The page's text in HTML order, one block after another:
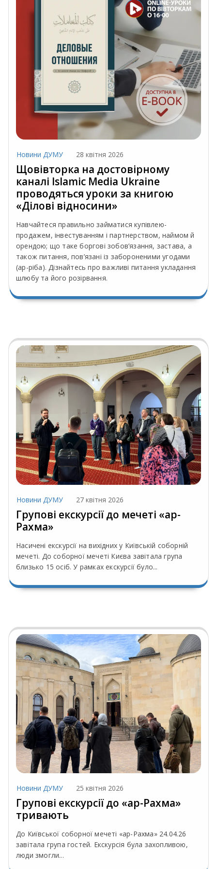
Новини ДУМУ 28 квітня 2026
Щовівторка на достовірному
каналі Islamic Media Ukraine
проводяться уроки за книгою
«Ділові відносини»
Навчайтеся правильно займатися купівлею-
продажем, інвестуванням і партнерством, наймом й
орендою; що таке боргові зобов’язання, застава, а
також питання, пов’язані із забороненими угодами
(ар-ріба). Дізнайтесь про важливі питання укладання
шлюбу та його розірвання.
Новини ДУМУ 27 квітня 2026
Групові екскурсії до мечеті «ар-
Рахма»
Насичені екскурсії на вихідних у Київській соборній
мечеті. До соборної мечеті Києва завітала група
близько 15 осіб. У рамках екскурсії було...
Новини ДУМУ 25 квітня 2026
Групові екскурсії до «ар-Рахма»
тривають
До Київської соборної мечеті «ар-Рахма» 24.04.26
завітала група гостей. Екскурсія була захопливою,
люди змогли...